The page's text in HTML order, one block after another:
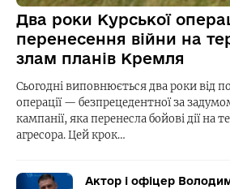
Два роки Курської
перенесення війни на
злам планів Кремля
Сьогодні виповнюється два роки від
операції — безпрецедентної за
кампанії, яка перенесла бойові дії на
агресора. Цей крок…
Актор і офіцер